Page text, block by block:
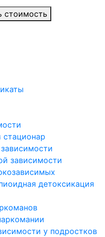
стоимость
стационар
зависимости
детоксикация
у подростков